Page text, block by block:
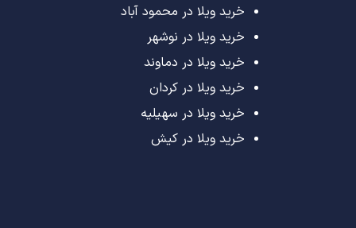
خرید ویلا در محمود آباد
خرید ویلا در نوشهر
خرید ویلا در دماوند
خرید ویلا در کردان
خرید ویلا در سهیلیه
خرید ویلا در کیش